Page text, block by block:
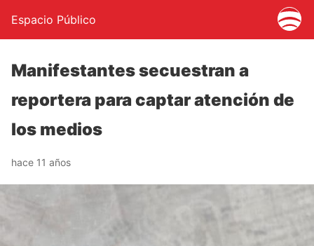
Espacio Público
Manifestantes secuestran a
reportera para captar atención de
los medios
hace 11 años